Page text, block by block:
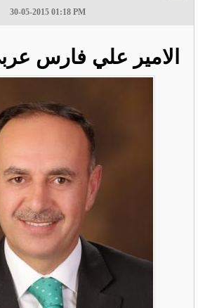
30-05-2015 01:18 PM
الامير علي فارس